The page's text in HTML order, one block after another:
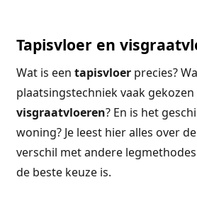
Tapisvloer en
Wat is een tapisvloerprecies?
plaatsingstechniek vaak gekozen
visgraatvloeren? En is het
woning? Je leest hier alles over
verschil met andere
de beste keuze is.